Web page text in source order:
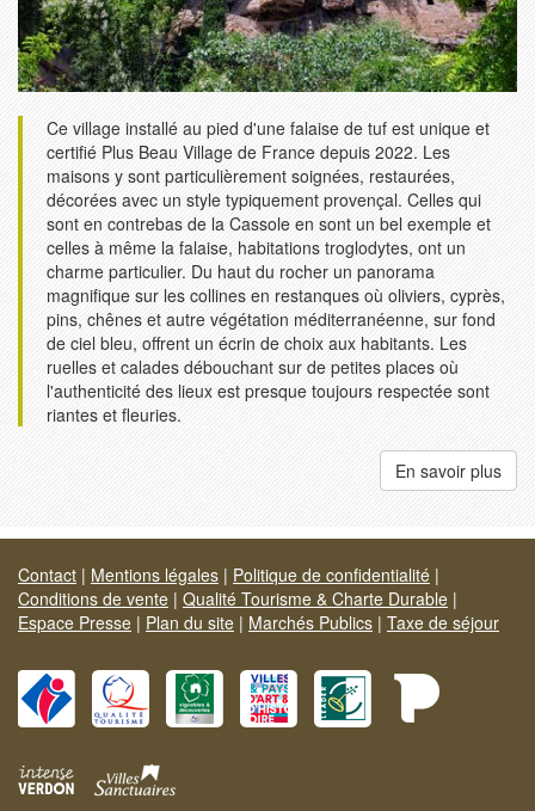
Ce village installé au pied d'une falaise de tuf est unique et
certifié Plus Beau Village de France depuis 2022. Les
maisons y sont particulièrement soignées, restaurées,
décorées avec un style typiquement provençal. Celles qui
sont en contrebas de la Cassole en sont un bel exemple et
celles à même la falaise, habitations troglodytes, ont un
charme particulier. Du haut du rocher un panorama
magnifique sur les collines en restanques où oliviers, cyprès,
pins, chênes et autre végétation méditerranéenne, sur fond
de ciel bleu, offrent un écrin de choix aux habitants. Les
ruelles et calades débouchant sur de petites places où
l'authenticité des lieux est presque toujours respectée sont
riantes et fleuries.
En savoir plus
Contact | Mentions légales | Politique de confidentialité |
Conditions de vente | Qualité Tourisme & Charte Durable |
Espace Presse | Plan du site | Marchés Publics | Taxe de séjour